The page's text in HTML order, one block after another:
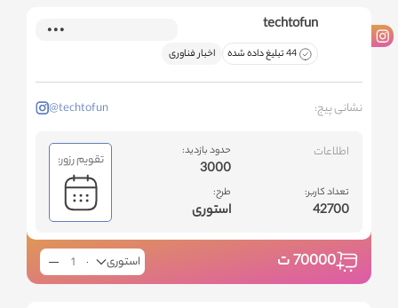
techtofun
44 تبلیغ داده شده اخبار فناوری
نشانی پیج: @techtofun
اطلاعات
تعداد کاربر:
42700
حدود بازدید:
3000
طرح:
استوری
تقویم رزور:
70000ت استوری